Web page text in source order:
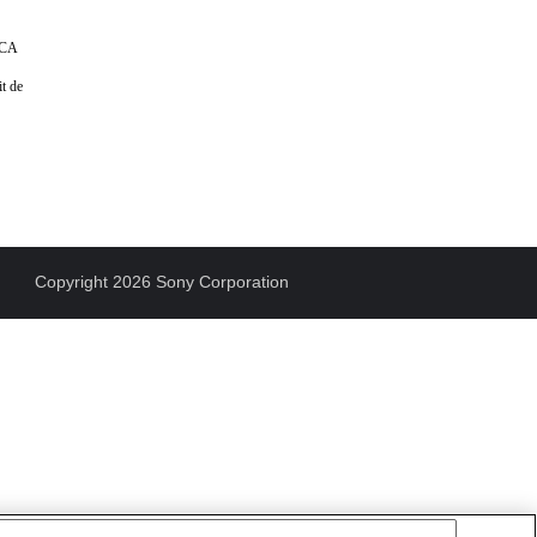
de
Copyright 2026 Sony Corporation